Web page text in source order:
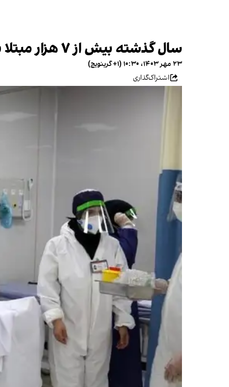
سال گذشته بیش از ۷ هزار مبتلا به بیماری سل در ایران شناسایی شدند
۲۳ مهر ۱۴۰۳، ۱۰:۳۰ (‎+۱ گرینویچ)
اشتراک‌گذاری